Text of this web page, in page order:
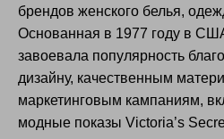
брендов женского белья,
Основанная в 1977 году в
завоевала популярность
дизайну, качественным
маркетинговым кампаниям,
модные показы Victoria’s